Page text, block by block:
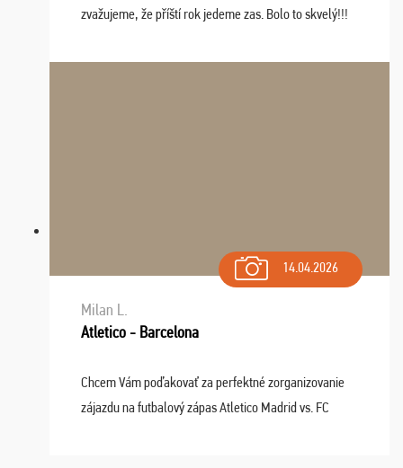
zvažujeme, že příští rok jedeme zas. Bolo to skvelý!!!
14.04.2026
Milan L.
Atletico - Barcelona
Chcem Vám poďakovať za perfektné zorganizovanie
zájazdu na futbalový zápas Atletico Madrid vs. FC